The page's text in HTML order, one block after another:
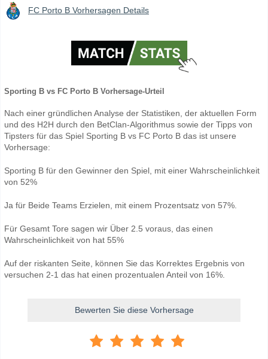
FC Porto B Vorhersagen Details
Sporting B vs FC Porto B Vorhersage-Urteil
Nach einer gründlichen Analyse der Statistiken, der aktuellen Form
und des H2H durch den BetClan-Algorithmus sowie der Tipps von
Tipsters für das Spiel Sporting B vs FC Porto B das ist unsere
Vorhersage:
Sporting B für den Gewinner den Spiel, mit einer Wahrscheinlichkeit
von 52%
Ja für Beide Teams Erzielen, mit einem Prozentsatz von 57%.
Für Gesamt Tore sagen wir Über 2.5 voraus, das einen
Wahrscheinlichkeit von hat 55%
Auf der riskanten Seite, können Sie das Korrektes Ergebnis von
versuchen 2-1 das hat einen prozentualen Anteil von 16%.
Bewerten Sie diese Vorhersage